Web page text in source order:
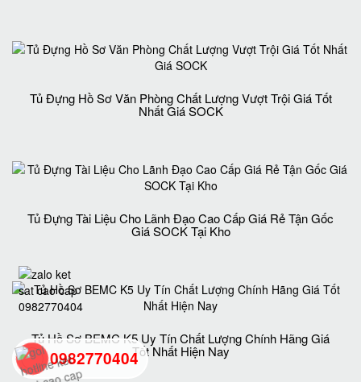
Tủ Đựng Hồ Sơ Văn Phòng Chất Lượng Vượt Trội Giá Tốt
Nhất Giá SOCK
Tủ Đựng Tài Liệu Cho Lãnh Đạo Cao Cấp Giá Rẻ Tận Gốc
Giá SOCK Tại Kho
Tủ Hồ Sơ BEMC K5 Uy Tín Chất Lượng Chính Hãng Giá
Tốt Nhất Hiện Nay
0982770404